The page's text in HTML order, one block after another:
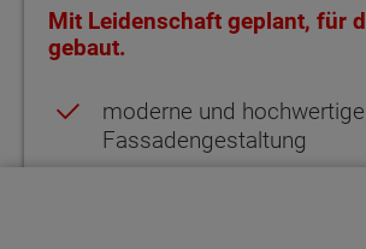
Mit Leidenschaft geplant, für
gebaut.
moderne und hochwertige
Fassadengestaltung
Photovoltaikanlage als
Lichtdurchflutete Zimmer